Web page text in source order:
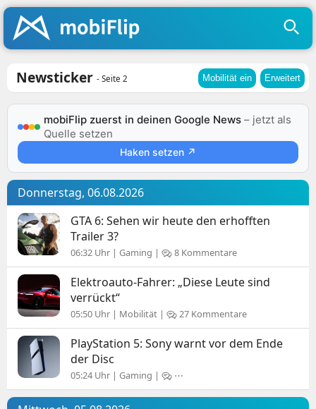
Newsticker - Seite 2 Erweitert
Mobilität ein
mobiFlip zuerst in deinen Google News – jetzt als
Quelle setzen
Haken setzen ↗
Donnerstag, 06.08.2026
GTA 6: Sehen wir heute den erhofften
Trailer 3?
06:32 Uhr | Gaming | 8 Kommentare
Elektroauto-Fahrer: „Diese Leute sind
verrückt“
05:50 Uhr | Mobilität | 27 Kommentare
PlayStation 5: Sony warnt vor dem Ende
der Disc
05:24 Uhr | Gaming | ⋯